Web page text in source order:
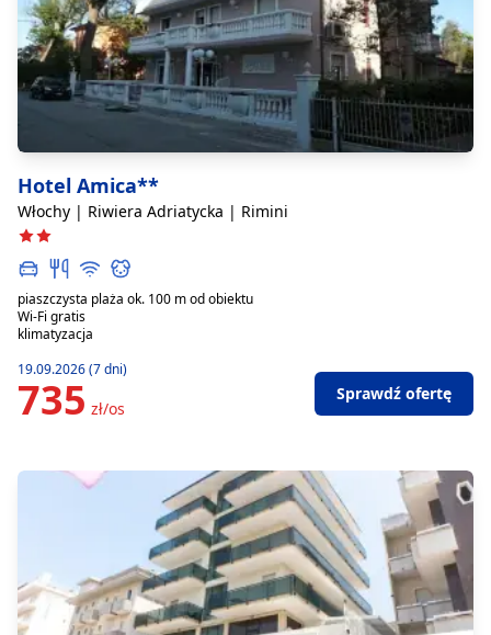
Hotel Amica**
Włochy | Riwiera Adriatycka | Rimini
piaszczysta plaża ok. 100 m od obiektu
Wi-Fi gratis
klimatyzacja
19.09.2026 (7 dni)
735 zł/os
Sprawdź ofertę